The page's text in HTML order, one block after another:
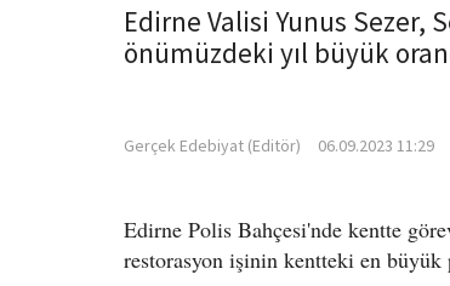
Edirne Valisi Yunus Sezer,
önümüzdeki yıl büyük
Gerçek Edebiyat (Editör) 06.09.2023 11:29
Edirne Polis Bahçesi'nde kentte
restorasyon işinin kentteki en